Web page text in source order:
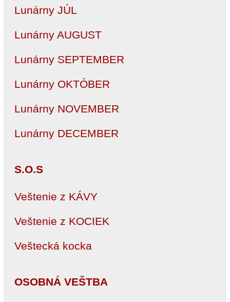
Lunárny JÚL
Lunárny AUGUST
Lunárny SEPTEMBER
Lunárny OKTÓBER
Lunárny NOVEMBER
Lunárny DECEMBER
S.O.S
Veštenie z KÁVY
Veštenie z KOCIEK
Veštecká kocka
OSOBNÁ VEŠTBA